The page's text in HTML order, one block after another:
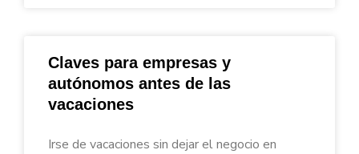
Claves para empresas y
autónomos antes de las
vacaciones
Irse de vacaciones sin dejar el negocio en